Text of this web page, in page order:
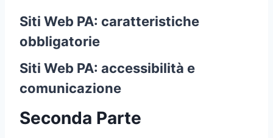
Siti Web PA: caratteristiche
obbligatorie
Siti Web PA: accessibilità e
comunicazione
Seconda Parte